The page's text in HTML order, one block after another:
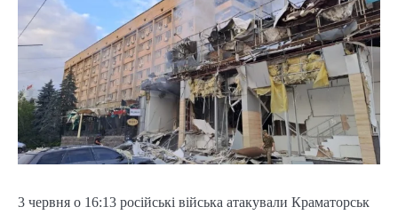
3 червня о 16:13 російські війська атакували Краматорськ